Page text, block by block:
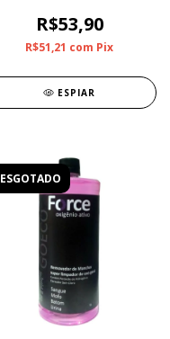
R$53,90
R$51,21 com Pix
ESPIAR
ESGOTADO